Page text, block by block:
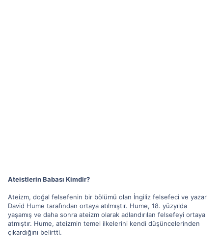
Ateistlerin Babası Kimdir?
Ateizm, doğal felsefenin bir bölümü olan İngiliz felsefeci ve yazar
David Hume tarafından ortaya atılmıştır. Hume, 18. yüzyılda
yaşamış ve daha sonra ateizm olarak adlandırılan felsefeyi ortaya
atmıştır. Hume, ateizmin temel ilkelerini kendi düşüncelerinden
çıkardığını belirtti.